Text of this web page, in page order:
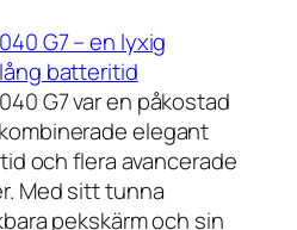
G7 – en lyxig
batteritid
G7 var en påkostad
elegant
och flera avancerade
Med sitt tunna
pekskärm och sin